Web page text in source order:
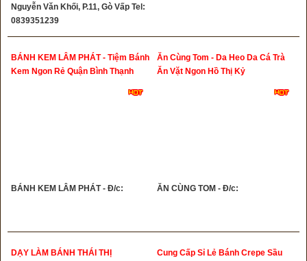
Nguyễn Văn Khối, P.11, Gò Vấp Tel:
0839351239
BÁNH KEM LÂM PHÁT - Tiệm Bánh
Kem Ngon Rẻ Quận Bình Thạnh
BÁNH KEM LÂM PHÁT - Đ/c:
Ăn Cùng Tom - Da Heo Da Cá Trà
Ăn Vặt Ngon Hồ Thị Kỷ
ĂN CÙNG TOM - Đ/c:
DẠY LÀM BÁNH THÁI THỊ
Cung Cấp Sỉ Lẻ Bánh Crepe Sầu